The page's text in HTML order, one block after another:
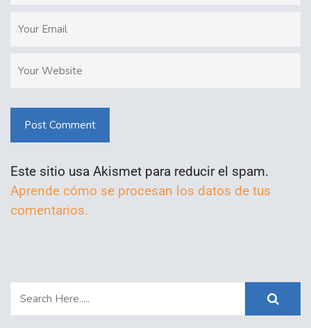
Post Comment
Este sitio usa Akismet para reducir el spam.
Aprende cómo se procesan los datos de tus
comentarios.